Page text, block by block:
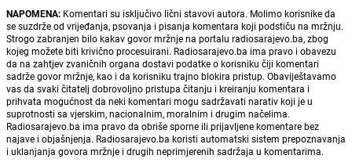
NAPOMENA: Komentari su isključivo lični stavovi autora. Molimo korisnike da
se suzdrže od vrijeđanja, psovanja i pisanja komentara koji podstiču na mržnju.
Strogo zabranjen bilo kakav govor mržnje na portalu radiosarajevo.ba, zbog
kojeg možete biti krivično procesuirani. Radiosarajevo.ba ima pravo i obavezu
da na zahtjev zvaničnih organa dostavi podatke o korisniku čiji komentari
sadrže govor mržnje, kao i da korisniku trajno blokira pristup. Obaviještavamo
vas da svaki čitatelj dobrovoljno pristupa čitanju i kreiranju komentara i
prihvata mogućnost da neki komentari mogu sadržavati narativ koji je u
suprotnosti sa vjerskim, nacionalnim, moralnim i drugim načelima.
Radiosarajevo.ba ima pravo da obriše sporne ili prijavljene komentare bez
najave i objašnjenja. Radiosarajevo.ba koristi automatski sistem prepoznavanja
i uklanjanja govora mržnje i drugih neprimjerenih sadržaja u komentarima.